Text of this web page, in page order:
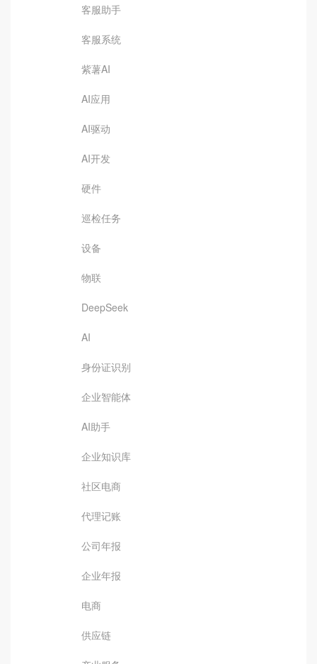
客服助手
客服系统
紫薯AI
AI应用
AI驱动
AI开发
硬件
巡检任务
设备
物联
DeepSeek
AI
身份证识别
企业智能体
AI助手
企业知识库
社区电商
代理记账
公司年报
企业年报
电商
供应链